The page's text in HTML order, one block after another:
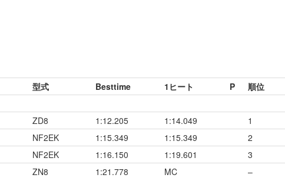
型式 Besttime 1ヒート P 順位
ZD8 1:12.205 1:14.049 1
NF2EK 1:15.349 1:15.349 2
NF2EK 1:16.150 1:19.601 3
ZN8 1:21.778 MC –